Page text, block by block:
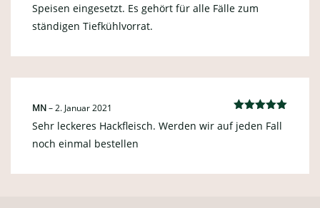
Speisen eingesetzt. Es gehört für alle Fälle zum
ständigen Tiefkühlvorrat.
mit5von 5
MN – 2. Januar 2021
Sehr leckeres Hackfleisch. Werden wir auf jeden Fall
noch einmal bestellen